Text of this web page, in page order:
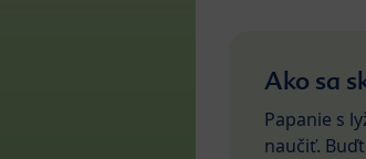
Ako sa
Papanie s
naučiť.